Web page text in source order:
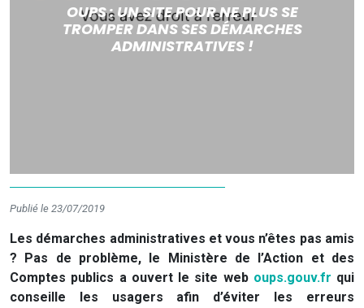
OUPS : UN SITE POUR NE PLUS SE
TROMPER DANS SES DÉMARCHES
ADMINISTRATIVES !
Publié le 23/07/2019
Les démarches administratives et vous n’êtes pas amis
? Pas de problème,
le Ministère de l’Action et des
Comptes publics a ouvert le site web oups.gouv.fr qui
conseille les usagers afin d’éviter les erreurs